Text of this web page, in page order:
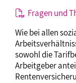
Fragen und
Wie bei allen
sowohl die
Arbeitgeber